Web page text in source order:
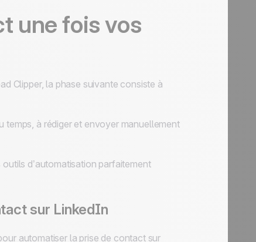
une fois vos
Clipper, la phase suivante consiste à
temps, à rédiger et envoyer manuellement
d’automatisation parfaitement
sur LinkedIn
automatiser la prise de contact sur